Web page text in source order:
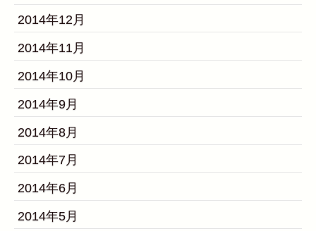
2014年12月
2014年11月
2014年10月
2014年9月
2014年8月
2014年7月
2014年6月
2014年5月